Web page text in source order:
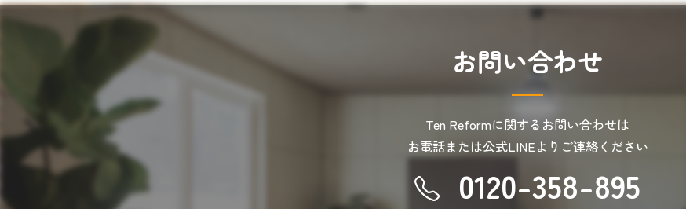
お問い合わせ
Ten Reformに関するお問い合わせは
お電話または公式LINEより ご連絡ください
0120-358-895